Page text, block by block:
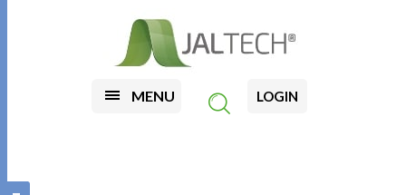
MENU LOGIN